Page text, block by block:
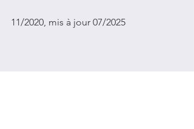
11/2020, mis à jour 07/2025